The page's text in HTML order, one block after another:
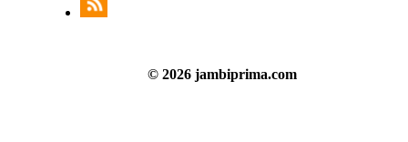
© 2026 jambiprima.com